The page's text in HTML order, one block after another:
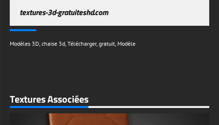
textures-3d-gratuiteshd.com
Modèles 3D chaise 3d Télécharger, gratuit Modèle
Textures Associées